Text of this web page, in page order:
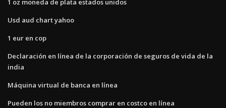
1 oz moneda de plata estados unidos
Usd aud chart yahoo
1 eur en cop
Declaración en línea de la corporación de seguros de vida de la
india
Máquina virtual de banca en línea
Pueden los no miembros comprar en costco en línea